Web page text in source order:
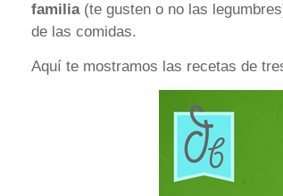
familia (te gusten o no las
de las comidas.
Aquí te mostramos las recetas de